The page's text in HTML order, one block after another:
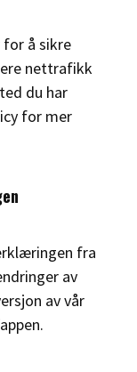
for å sikre
nettrafikk
du har
for mer
fra
av
av vår